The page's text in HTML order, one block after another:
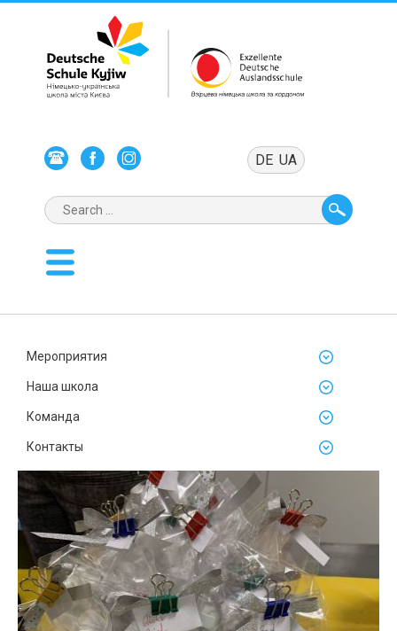
DE UA
Мероприятия
Наша школа
Команда
Контакты